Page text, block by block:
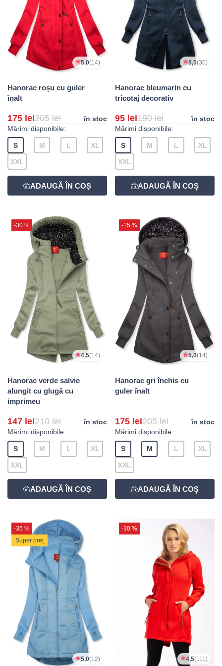
5,0(14)
Hanorac roșu cu guler
înalt
175 lei205 lei
în stoc
Mărimi disponibile:
S M L XL
XXL
5,0(30)
Hanorac bleumarin cu
tricotaj decorativ
95 lei190 lei
în stoc
Mărimi disponibile:
S M L XL
XXL
-30 %
4,5(14)
Hanorac verde salvie
alungit cu glugă cu
imprimeu
147 lei210 lei
în stoc
Mărimi disponibile:
S M L XL
XXL
-15 %
5,0(14)
Hanorac gri închis cu
guler înalt
175 lei205 lei
în stoc
Mărimi disponibile:
S M L XL
XXL
-35 %
Super preț
5,0(12)
-30 %
4,5(111)